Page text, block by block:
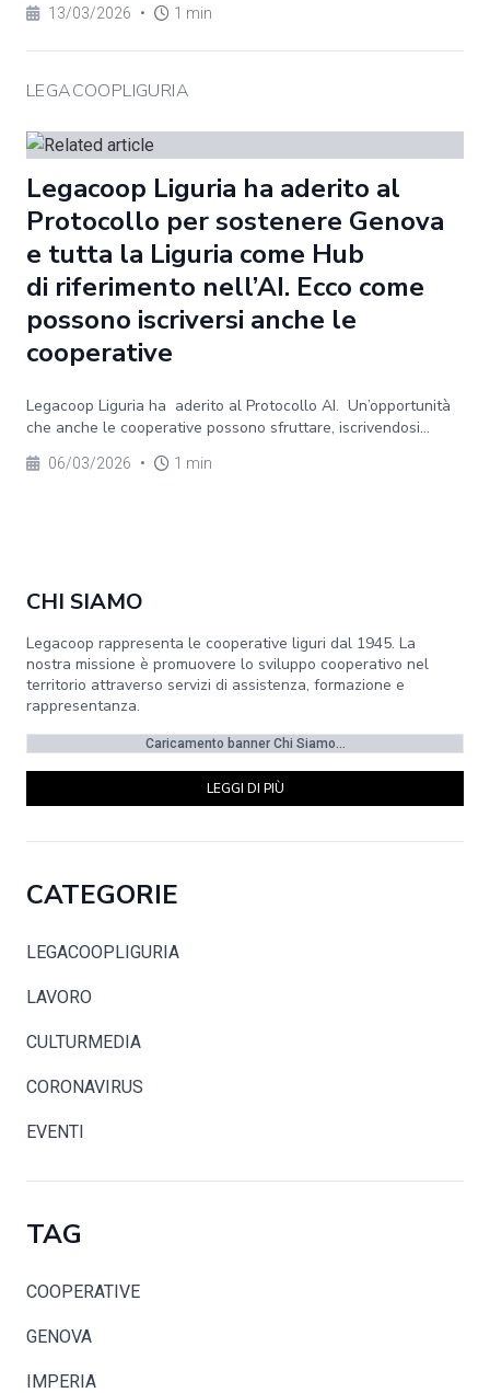
13/03/2026 • 1 min
LEGACOOPLIGURIA
Legacoop Liguria ha aderito al
Protocollo per sostenere Genova
e tutta la Liguria come Hub
di riferimento nell’AI. Ecco come
possono iscriversi anche le
cooperative
Legacoop Liguria ha aderito al Protocollo AI. Un’opportunità
che anche le cooperative possono sfruttare, iscrivendosi...
06/03/2026 • 1 min
CHI SIAMO
Legacoop rappresenta le cooperative liguri dal 1945. La
nostra missione è promuovere lo sviluppo cooperativo nel
territorio attraverso servizi di assistenza, formazione e
rappresentanza.
Caricamento banner Chi Siamo...
LEGGI DI PIÙ
CATEGORIE
LEGACOOPLIGURIA
LAVORO
CULTURMEDIA
CORONAVIRUS
EVENTI
TAG
COOPERATIVE
GENOVA
IMPERIA